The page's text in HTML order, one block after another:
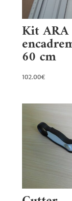
Kit ARA
60 cm
102.00€